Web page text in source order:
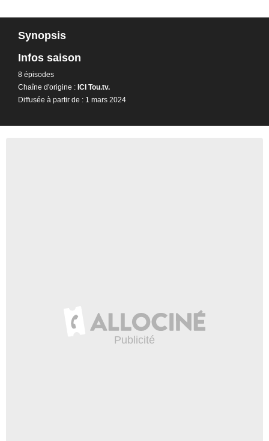
Synopsis
Infos saison
8 épisodes
Chaîne d'origine : ICI Tou.tv.
Diffusée à partir de : 1 mars 2024